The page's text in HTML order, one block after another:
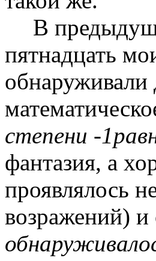
В
пятнадцать
обнаруживали
степени -
фантазия, а
проявлялось
возражений) и